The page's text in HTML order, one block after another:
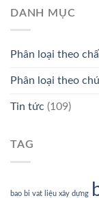
DANH MỤC
Phân loại theo
Phân loại theo
Tin tức (109)
TAG
bao bi vat liệu xây dựng